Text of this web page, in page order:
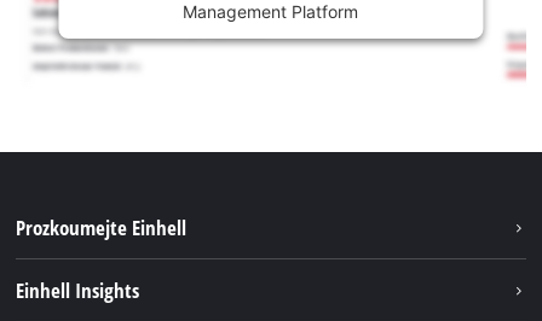
Management Platform
Prozkoumejte Einhell
Einhell Insights